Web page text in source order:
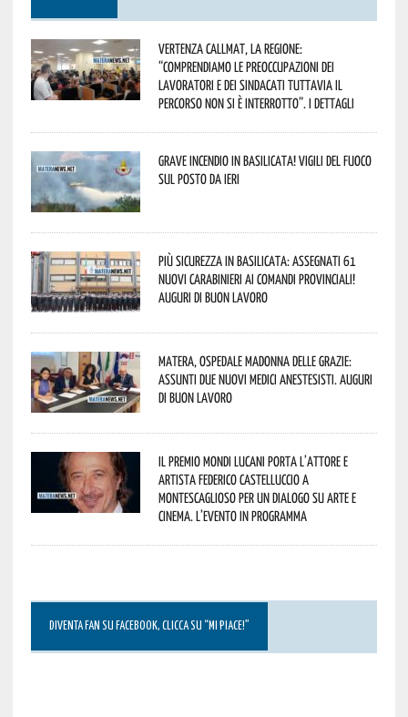
Vertenza CallMat, la Regione:
“comprendiamo le preoccupazioni dei
lavoratori e dei sindacati tuttavia il
percorso non si è interrotto”. I dettagli
Grave incendio in Basilicata! Vigili del fuoco
sul posto da ieri
Più sicurezza in Basilicata: assegnati 61
nuovi Carabinieri ai Comandi provinciali!
Auguri di buon lavoro
Matera, Ospedale Madonna delle Grazie:
assunti due nuovi medici anestesisti. Auguri
di buon lavoro
Il Premio Mondi Lucani porta l’attore e
artista Federico Castelluccio a
Montescaglioso per un dialogo su arte e
cinema. L’evento in programma
DIVENTA FAN SU FACEBOOK, CLICCA SU “MI PIACE!”